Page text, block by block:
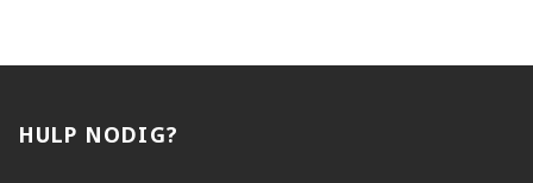
HULP NODIG?